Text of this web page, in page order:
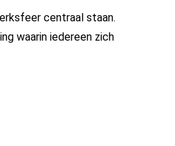
centraal staan.
waarin iedereen zich